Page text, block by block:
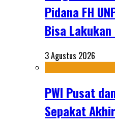
Pidana FH
Bisa
3 Agustus 2026
PWI Pusat
Sepakat